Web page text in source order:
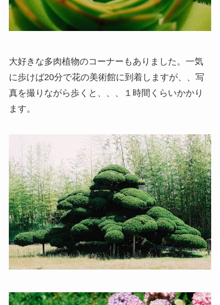
大好きな多肉植物のコーナーもありました。一気
に歩けば20分で花の美術館に到着しますが、、写
真を撮りながら歩くと、、、１時間くらいかかり
ます。